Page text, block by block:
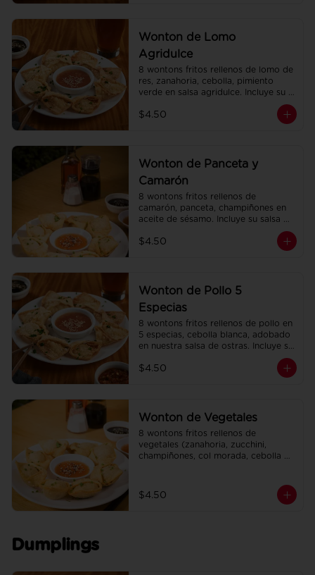
Wonton de Lomo
Agridulce
8 wontons fritos rellenos de lomo de
res, zanahoria, cebolla, pimiento
verde en salsa agridulce. Incluye su
$4.50
Wonton de Panceta y
Camarón
8 wontons fritos rellenos de
camarón, panceta, champiñones en
aceite de sésamo. Incluye su salsa
$4.50
Wonton de Pollo 5
Especias
8 wontons fritos rellenos de pollo en
5 especias, cebolla blanca, adobado
en nuestra salsa de ostras. Incluye su
$4.50
Wonton de Vegetales
8 wontons fritos rellenos de
vegetales (zanahoria, zucchini,
champiñones, col morada, cebolla
$4.50
Dumplings